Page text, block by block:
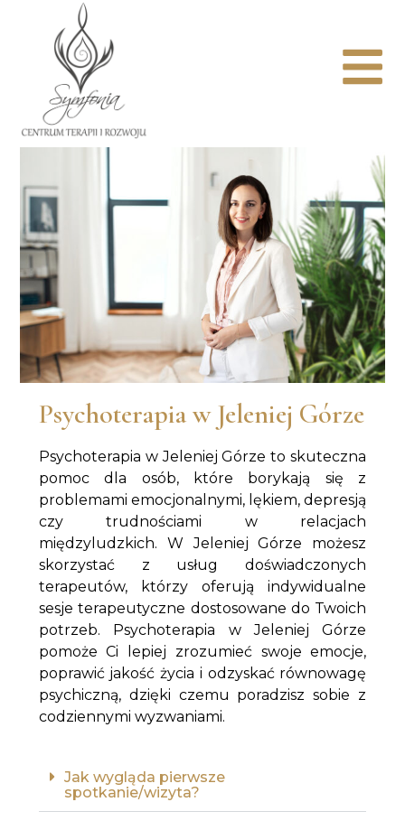
Psychoterapia w Jeleniej Górze
Psychoterapia w Jeleniej Górze to skuteczna
pomoc dla osób, które borykają się z
problemami emocjonalnymi, lękiem, depresją
czy trudnościami w relacjach
międzyludzkich. W Jeleniej Górze możesz
skorzystać z usług doświadczonych
terapeutów, którzy oferują indywidualne
sesje terapeutyczne dostosowane do Twoich
potrzeb. Psychoterapia w Jeleniej Górze
pomoże Ci lepiej zrozumieć swoje emocje,
poprawić jakość życia i odzyskać równowagę
psychiczną, dzięki czemu poradzisz sobie z
codziennymi wyzwaniami.
Jak wygląda pierwsze
spotkanie/wizyta?